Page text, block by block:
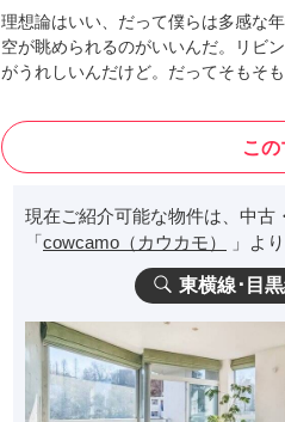
理想論はいい、だって僕らは多感な
空が眺められるのがいいんだ。リビ
がうれしいんだけど。だってそもそ
こ
現在ご紹介可能な物件は、中古
「cowcamo（カウカモ） 」よ
東横線･目